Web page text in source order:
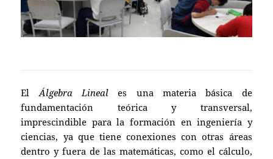
ElÁlgebra Lineal es una materia básica de
fundamentación teórica y transversal,
imprescindible para la formación en ingeniería y
ciencias, ya que tiene conexiones con otras áreas
dentro y fuera de las matemáticas, como el cálculo,